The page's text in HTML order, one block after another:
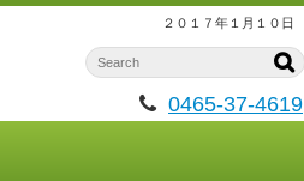
２０１７年１月１０日
0465-37-4619